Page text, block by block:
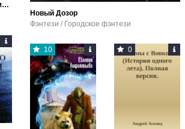
Новый Дозор
Фэнтези / Городское фэнтези
Служители темных сил
10 0